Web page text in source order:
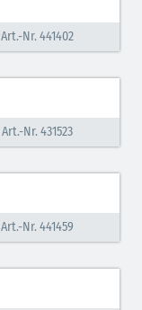
Art.-Nr. 441402
Art.-Nr. 431523
Art.-Nr. 441459